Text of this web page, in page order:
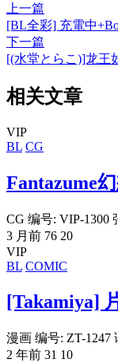
上一篇
[BL全彩] 充電中
下一篇
[(水堂とらこ)]龙王
相关文章
VIP
BL CG
Fantazume
CG 编号: VIP-1300
3 月前 76 20
VIP
BL COMIC
[Takamiya]
漫画 编号: ZT-1247
2 年前 31 10